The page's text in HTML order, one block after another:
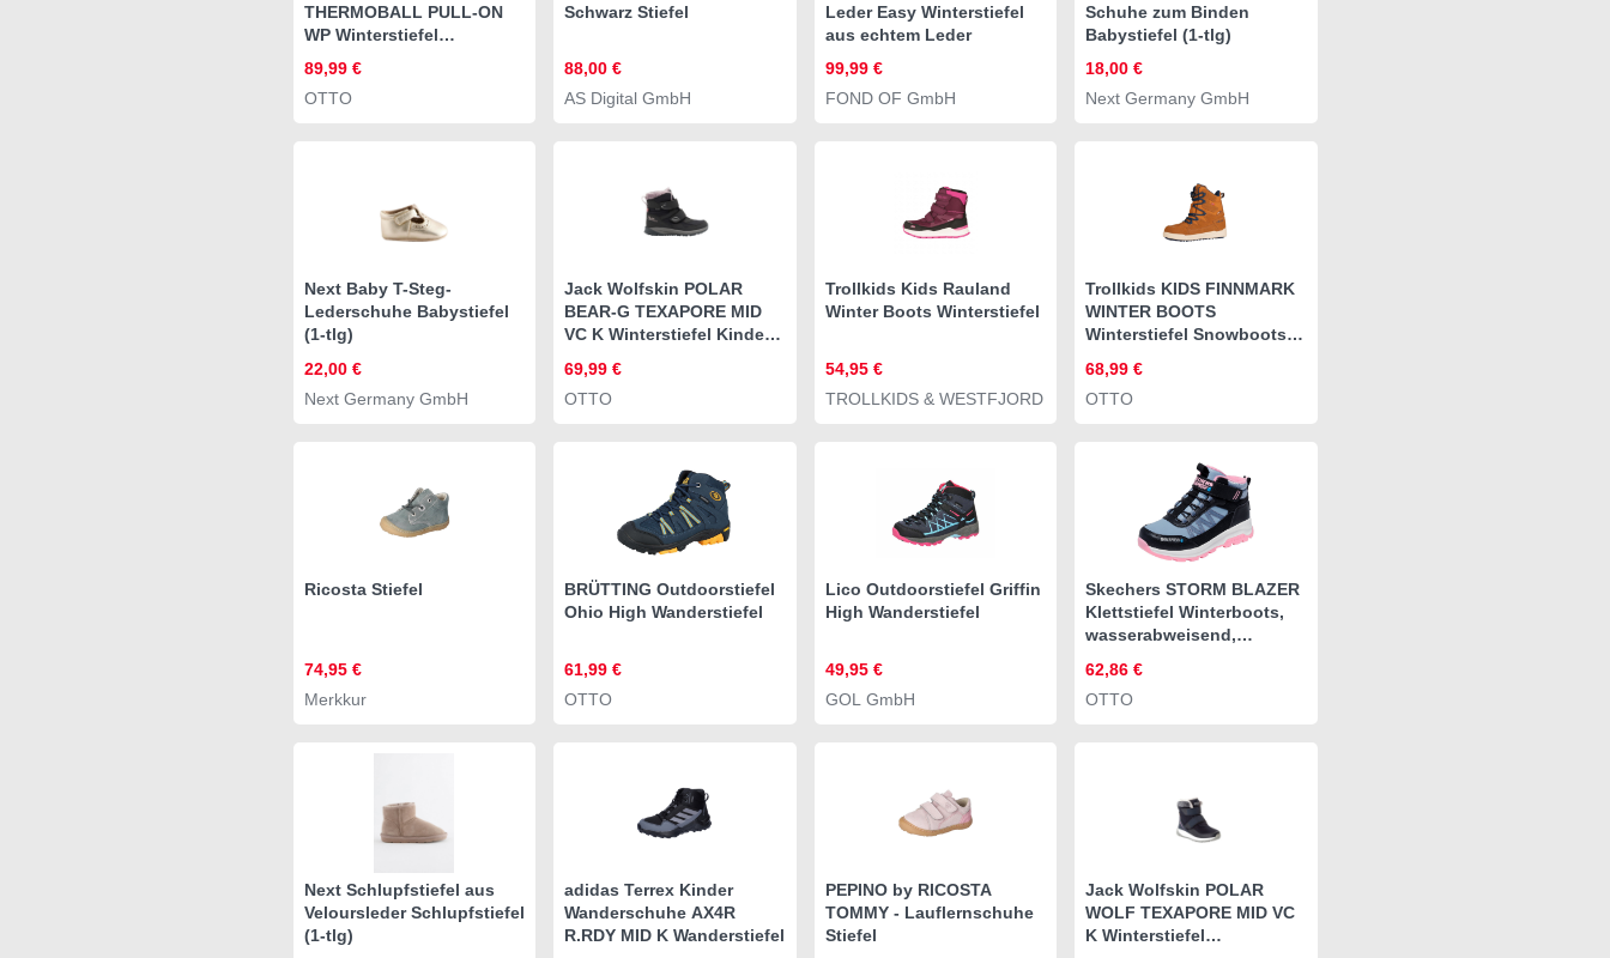
THERMOBALL PULL-ON
WP Winterstiefel
Winterboots, Snowboots,
wasserdicht
89,99 €
OTTO
Schwarz Stiefel
88,00 €
AS Digital GmbH
Leder Easy Winterstiefel
aus echtem Leder
99,99 €
FOND OF GmbH
Schuhe zum Binden
Babystiefel (1-tlg)
18,00 €
Next Germany GmbH
Next Baby T-Steg-
Lederschuhe Babystiefel
(1-tlg)
22,00 €
Next Germany GmbH
Jack Wolfskin POLAR
BEAR-G TEXAPORE MID
VC K Winterstiefel Kinder-
warm gefüttert
69,99 €
OTTO
Trollkids Kids Rauland
Winter Boots Winterstiefel
54,95 €
TROLLKIDS & WESTFJORD
Trollkids KIDS FINNMARK
WINTER BOOTS
Winterstiefel Snowboots,
Winterschuhe, für Kinder,
wasserdicht
68,99 €
OTTO
Ricosta Stiefel
74,95 €
Merkkur
BRÜTTING Outdoorstiefel
Ohio High Wanderstiefel
61,99 €
OTTO
Lico Outdoorstiefel Griffin
High Wanderstiefel
49,95 €
GOL GmbH
Skechers STORM BLAZER
Klettstiefel Winterboots,
wasserabweisend,
Download
62,86 €
OTTO
Next Schlupfstiefel aus
Veloursleder Schlupfstiefel
(1-tlg)
adidas Terrex Kinder
Wanderschuhe AX4R
R.RDY MID K Wanderstiefel
PEPINO by RICOSTA
TOMMY - Lauflernschuhe
Stiefel
Jack Wolfskin POLAR
WOLF TEXAPORE MID VC
K Winterstiefel